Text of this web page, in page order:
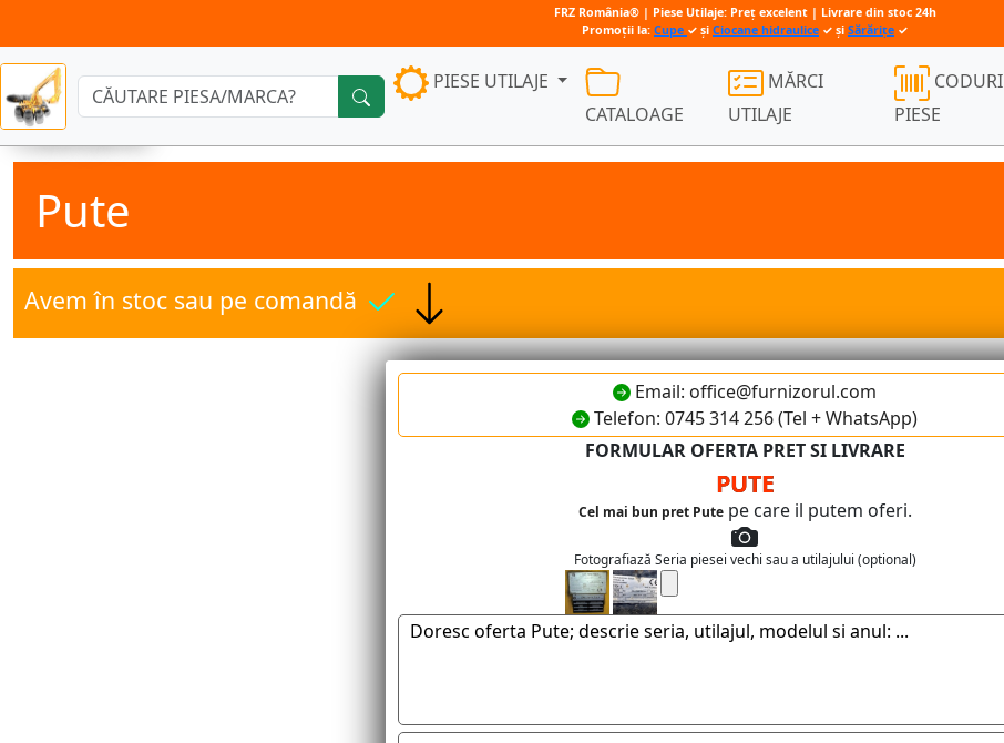
Căutare:
Pute
Avem în stoc sau pe comandă
Email: office@furnizorul.com
Telefon: 0745 314 256 (Tel + WhatsApp)
FORMULAR OFERTA PRET SI LIVRARE
PUTE
Cel mai bun pret Putepe care il putem oferi.
Fotografiază Seria piesei vechi sau a utilajului (optional)
FRZ România® | Piese Utilaje: Preț excelent | Livrare din stoc 24h
Promoții la: Cupe ✓ și Ciocane hidraulice ✓ și Sărărițe ✓
PIESE UTILAJE
CATALOAGE
MĂRCI
UTILAJE
CODURI
PIESE